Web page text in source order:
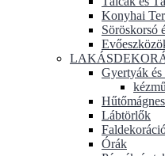
Konyhai
Söröskorsó
Gyertyák és
Lábtörlők
Órák